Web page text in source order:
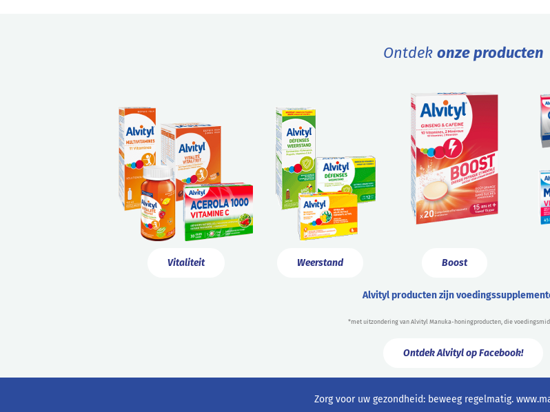
Ontdek onze producten
Vitaliteit Weerstand Boost
Alvityl producten zijn
*met uitzondering van Alvityl Manuka-honingproducten, die
Ontdek Alvityl op Facebook!
Zorg voor uw gezondheid: beweeg regelmatig.